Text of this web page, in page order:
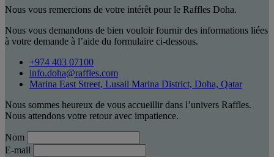
Nous vous remercions de votre intérêt pour le Raffles Doha.
Nous vous demandons de bien vouloir fournir des informations liées
à votre demande à l’aide du formulaire ci-dessous.
+974 403 07100
info.doha@raffles.com
Marina East Street, Lusail Marina District, Doha, Qatar
Nous sommes heureux de vous accueillir dans l’univers Raffles.
Nous attendons votre retour avec impatience.
Nom
E-mail